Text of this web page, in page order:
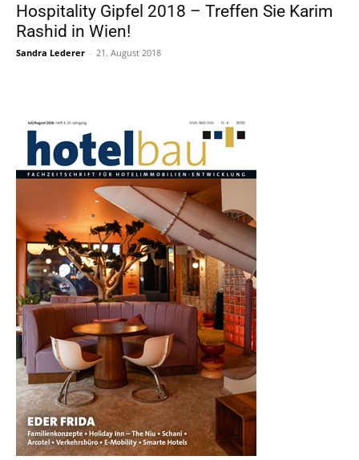
Hospitality Gipfel 2018 – Treffen Sie Karim
Rashid in Wien!
Sandra Lederer - 21. August 2018